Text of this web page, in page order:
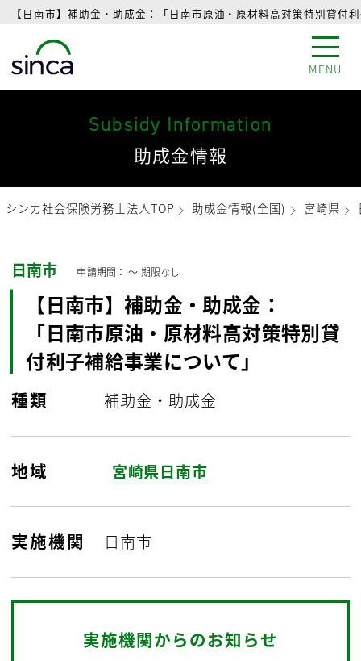
【日南市】補助金・助成金：「日南市原油・原材料高対策特別貸
MENU
Subsidy Information
助成金情報
シンカ社会保険労務士法人TOP 助成金情報(全国) 宮崎県
日南市 申請期間： 〜 期限なし
【日南市】補助金・助成金：
「日南市原油・原材料高対策特別貸
付利子補給事業について」
種類 補助金・助成金
地域 宮崎県日南市
実施機関 日南市
実施機関からのお知らせ